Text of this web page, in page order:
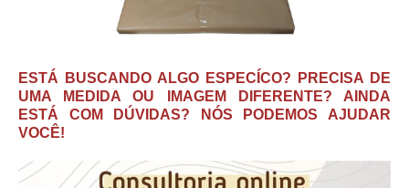
ESTÁ BUSCANDO ALGO ESPECÍCO? PRECISA DE
UMA MEDIDA OU IMAGEM DIFERENTE? AINDA
ESTÁ COM DÚVIDAS? NÓS PODEMOS AJUDAR
VOCÊ!